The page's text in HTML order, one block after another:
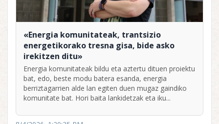
«Energia komunitateak, trantsizio
energetikorako tresna gisa, bide asko
irekitzen ditu»
Energia komunitateak bildu eta aztertu dituen proiektu
bat, edo, beste modu batera esanda, energia
berriztagarrien alde lan egiten duen mugaz gaindiko
komunitate bat. Hori baita lankidetzak eta iku...